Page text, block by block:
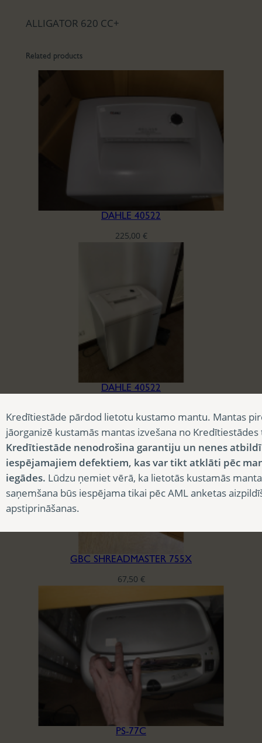
ALLIGATOR 620 CC+
Related products
DAHLE 40522
225,00 €
DAHLE 40522
GBC SHREADMASTER 755X
67,50 €
PS-77C
Kredītiestāde pārdod lietotu kustamo mantu. Mantas
jāorganizē kustamās mantas izvešana no
Kredītiestāde nenodrošina garantiju un nenes
iespējamajiem defektiem, kas var tikt atklāti pēc
iegādes. Lūdzu ņemiet vērā, ka lietotās kustamās
saņemšana būs iespējama tikai pēc AML anketas
apstiprināšanas.